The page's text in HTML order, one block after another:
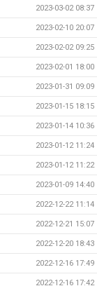
2023-03-02 08:37
2023-02-10 20:07
2023-02-02 09:25
2023-02-01 18:00
2023-01-31 09:09
2023-01-15 18:15
2023-01-14 10:36
2023-01-12 11:24
2023-01-12 11:22
2023-01-09 14:40
2022-12-22 11:14
2022-12-21 15:07
2022-12-20 18:43
2022-12-16 17:49
2022-12-16 17:42